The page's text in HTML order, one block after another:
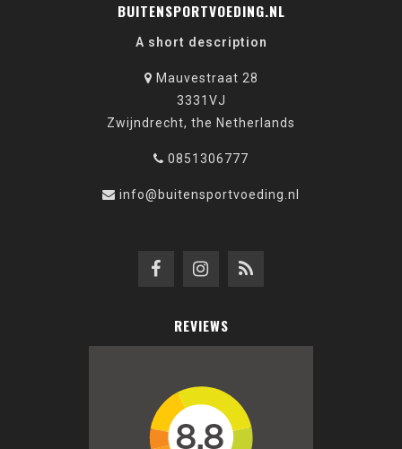
BUITENSPORTVOEDING.NL
A short description
Mauvestraat 28
3331VJ
Zwijndrecht, the Netherlands
0851306777
info@buitensportvoeding.nl
REVIEWS